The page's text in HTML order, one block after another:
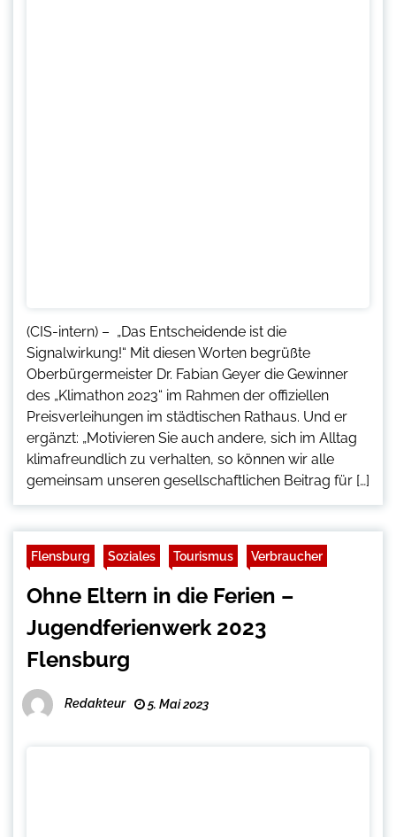
(CIS-intern) – „Das Entscheidende ist die
Signalwirkung!“ Mit diesen Worten begrüßte
Oberbürgermeister Dr. Fabian Geyer die Gewinner
des „Klimathon 2023“ im Rahmen der offiziellen
Preisverleihungen im städtischen Rathaus. Und er
ergänzt: „Motivieren Sie auch andere, sich im Alltag
klimafreundlich zu verhalten, so können wir alle
gemeinsam unseren gesellschaftlichen Beitrag für […]
Flensburg Soziales Tourismus Verbraucher
Ohne Eltern in die Ferien –
Jugendferienwerk 2023
Flensburg
Redakteur 5. Mai 2023